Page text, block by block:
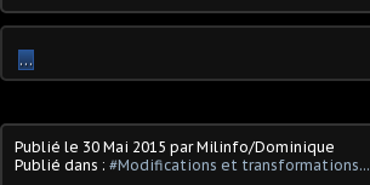
…
Publié le 30 Mai 2015 par Milinfo/Dominique
Publié dans : #Modifications et transformations...